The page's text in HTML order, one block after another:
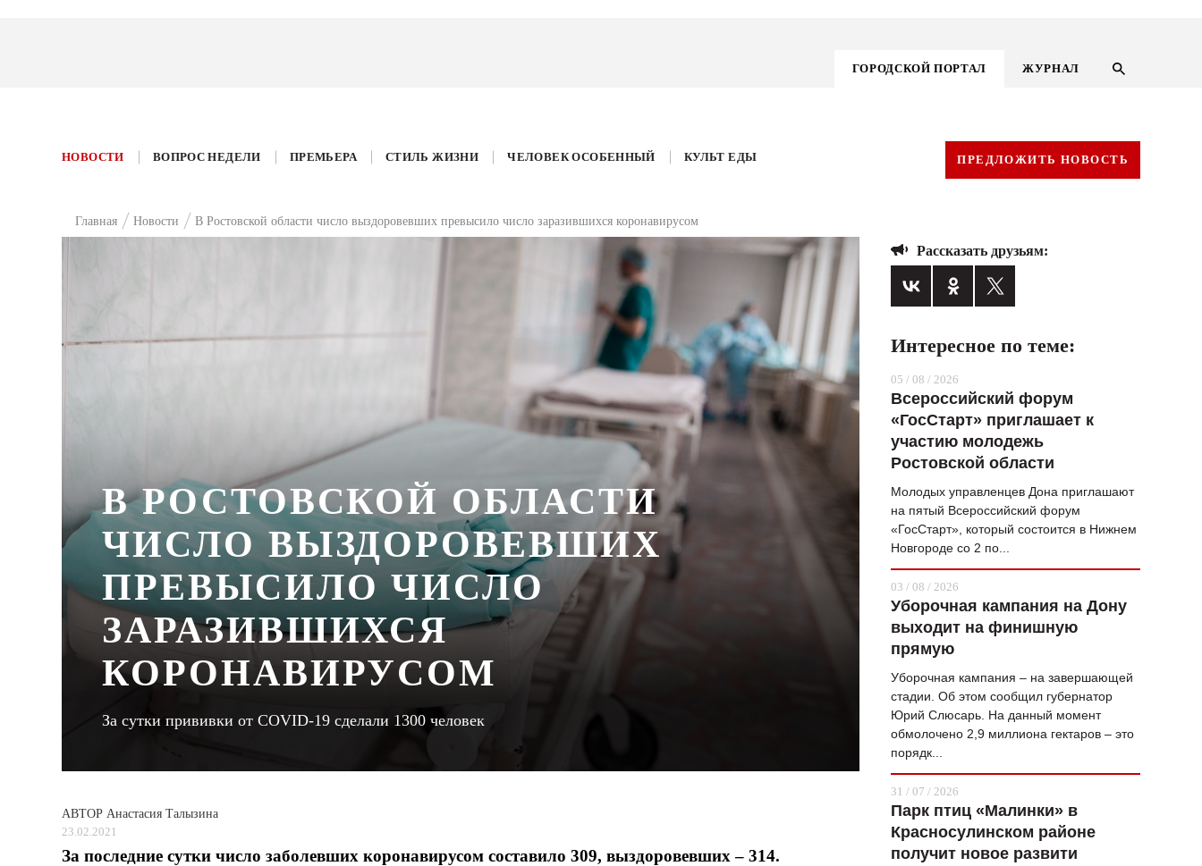
ГОРОДСКОЙ ПОРТАЛ ЖУРНАЛ
ГОРОДСКОЙ ПОРТАЛ
ВОПРОС НЕДЕЛИ
ТАМ И ТУТ
СТИЛЬ ЖИЗНИ
КУЛЬТ ЕДЫ
ЖУРНАЛ
НОВОСТИ ВОПРОС НЕДЕЛИ ПРЕМЬЕРА СТИЛЬ ЖИЗНИ ЧЕЛОВЕК ОСОБЕННЫЙ КУЛЬТ ЕДЫ ПРЕДЛОЖИТЬ НОВОСТЬ
Главная Новости В Ростовской области число выздоровевших превысило число заразившихся коронавирусом
В РОСТОВСКОЙ ОБЛАСТИ
ЧИСЛО ВЫЗДОРОВЕВШИХ
ПРЕВЫСИЛО ЧИСЛО
ЗАРАЗИВШИХСЯ
КОРОНАВИРУСОМ
За сутки прививки от COVID-19 сделали 1300 человек
АВТОР Анастасия Талызина
23.02.2021
За последние сутки число заболевших коронавирусом составило 309, выздоровевших – 314.
Рассказать друзьям:
Интересное по теме:
05 / 08 / 2026
Всероссийский форум
«ГосСтарт» приглашает к
участию молодежь
Ростовской области
Молодых управленцев Дона приглашают
на пятый Всероссийский форум
«ГосСтарт», который состоится в Нижнем
Новгороде со 2 по...
03 / 08 / 2026
Уборочная кампания на Дону
выходит на финишную
прямую
Уборочная кампания – на завершающей
стадии. Об этом сообщил губернатор
Юрий Слюсарь. На данный момент
обмолочено 2,9 миллиона гектаров – это
порядк...
31 / 07 / 2026
Парк птиц «Малинки» в
Красносулинском районе
получит новое развити